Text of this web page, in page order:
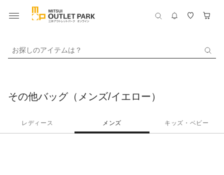
お探しのアイテムは？
その他バッグ（メンズ/イエロー）
レディース メンズ キッズ・ベビー